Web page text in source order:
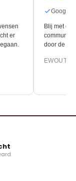
er
Google
Blij met de
door de
EWOUT